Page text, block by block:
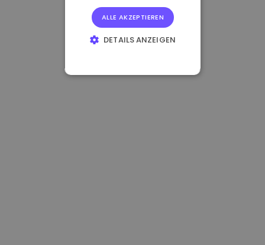
ALLE AKZEPTIEREN
DETAILS ANZEIGEN